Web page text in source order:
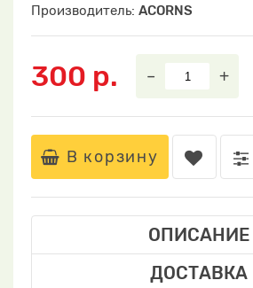
Производитель: ACORNS
300 р. – +
В корзину
ОПИСАНИЕ
ДОСТАВКА